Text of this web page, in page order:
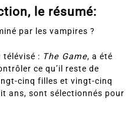
le résumé:
par les vampires ?
télévisé : The Game, a été
ce qu’il reste de
cinq filles et vingt-cinq
ans, sont sélectionnés pour